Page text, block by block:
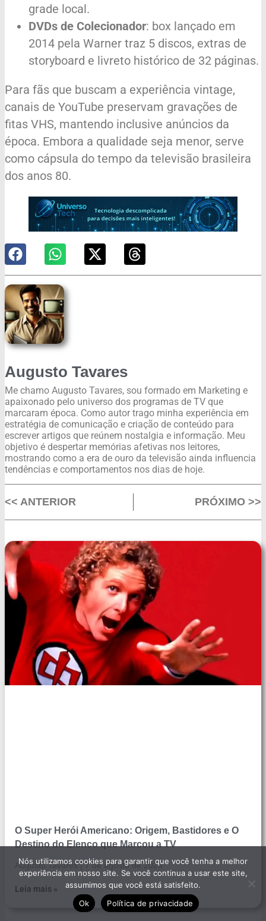
grade local.
DVDs de Colecionador: box lançado em
2014 pela Warner traz 5 discos, extras de
storyboard e livreto histórico de 32 páginas.
Para fãs que buscam a experiência vintage,
canais de YouTube preservam gravações de
fitas VHS, mantendo inclusive anúncios da
época. Embora a qualidade seja menor, serve
como cápsula do tempo da televisão brasileira
dos anos 80.
Augusto Tavares
Me chamo Augusto Tavares, sou formado em Marketing e
apaixonado pelo universo dos programas de TV que
marcaram época. Como autor trago minha experiência em
estratégia de comunicação e criação de conteúdo para
escrever artigos que reúnem nostalgia e informação. Meu
objetivo é despertar memórias afetivas nos leitores,
mostrando como a era de ouro da televisão ainda influencia
tendências e comportamentos nos dias de hoje.
<< ANTERIOR PRÓXIMO >>
O Super Herói Americano: Origem, Bastidores e O
Destino do Elenco que Marcou a TV
Augusto Tavares 7 de agosto de 2025
Leia mais »
Nós utilizamos cookies para garantir que você tenha a melhor
experiência em nosso site. Se você continua a usar este site,
assumimos que você está satisfeito.
Ok
Política de privacidade